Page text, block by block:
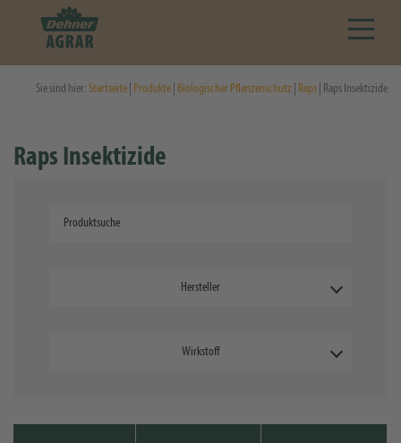
Sie sind hier:Startseite Produkte Biologischer Pflanzenschutz Raps | Raps Insektizide
Raps Insektizide
Hersteller
Wirkstoff